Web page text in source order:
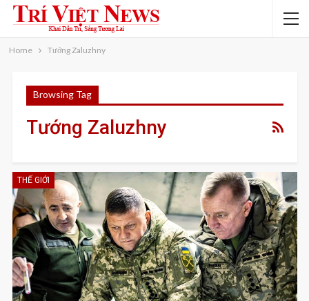
Home Tướng Zaluzhny
Browsing Tag
Tướng Zaluzhny
THẾ GIỚI